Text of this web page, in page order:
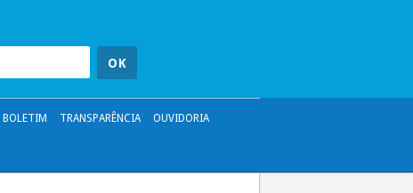
BOLETIM TRANSPARÊNCIA OUVIDORIA